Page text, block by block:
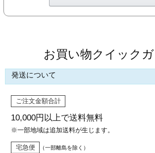
お買い物クイック
発送について
ご注文金額合計
10,000円以上で送料無料
※一部地域は追加送料が生じます。
宅急便 （一部離島を除く）